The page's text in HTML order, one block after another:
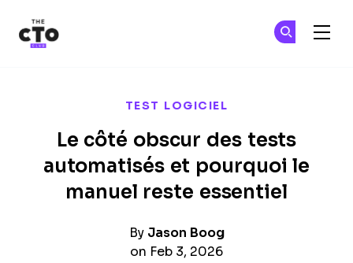
TEST LOGICIEL
Le côté obscur des tests
automatisés et pourquoi le
manuel reste essentiel
By Jason Boog
on Feb 3, 2026